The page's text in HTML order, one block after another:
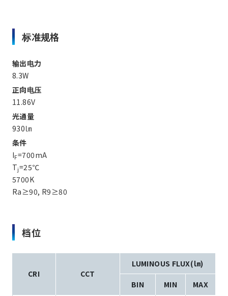
标准规格
输出电力
8.3W
正向电压
11.86V
光通量
930㏐
条件
IF=700mA
Tj=25℃
5700K
Ra≥90, R9≥80
档位
CRI CCT
LUMINOUS FLUX(㏐)
BIN MIN MAX